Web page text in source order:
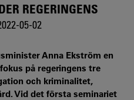
REGERINGENS
05-02
Anna Ekström en
på regeringens tre
och kriminalitet,
Vid det första seminariet